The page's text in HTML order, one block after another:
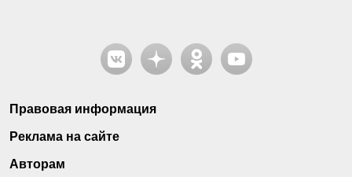
Правовая информация
Реклама на сайте
Авторам